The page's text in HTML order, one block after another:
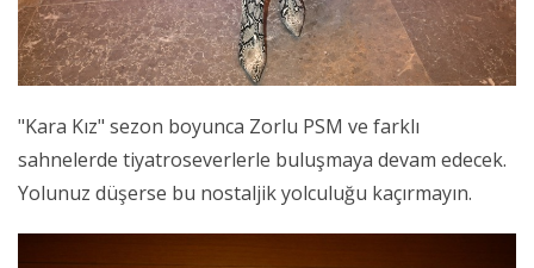
"Kara Kız" sezon boyunca Zorlu PSM ve farklı
sahnelerde tiyatroseverlerle buluşmaya devam edecek.
Yolunuz düşerse bu nostaljik yolculuğu kaçırmayın.